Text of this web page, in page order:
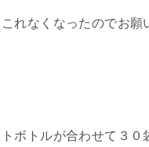
れなくなったのでお願
ボトルが合わせて３０